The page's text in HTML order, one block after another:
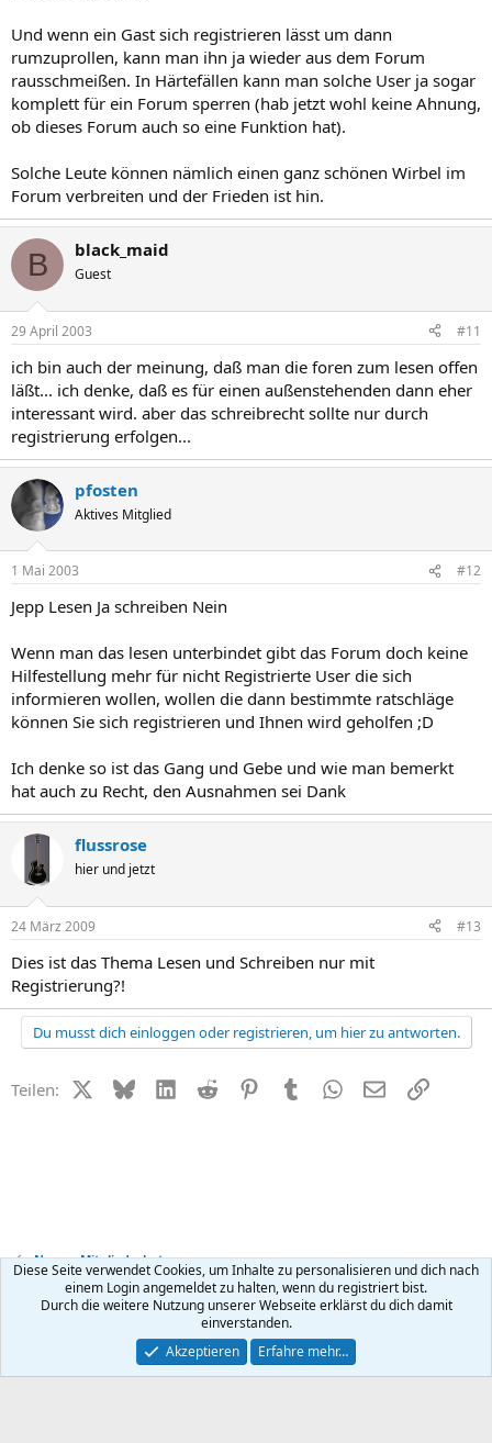
Und wenn ein Gast sich registrieren lässt um dann
rumzuprollen, kann man ihn ja wieder aus dem Forum
rausschmeißen. In Härtefällen kann man solche User ja sogar
komplett für ein Forum sperren (hab jetzt wohl keine Ahnung,
ob dieses Forum auch so eine Funktion hat).
Solche Leute können nämlich einen ganz schönen Wirbel im
Forum verbreiten und der Frieden ist hin.
B black_maid
Guest
29 April 2003 #11
ich bin auch der meinung, daß man die foren zum lesen offen
läßt... ich denke, daß es für einen außenstehenden dann eher
interessant wird. aber das schreibrecht sollte nur durch
registrierung erfolgen...
pfosten
Aktives Mitglied
1 Mai 2003 #12
Jepp Lesen Ja schreiben Nein
Wenn man das lesen unterbindet gibt das Forum doch keine
Hilfestellung mehr für nicht Registrierte User die sich
informieren wollen, wollen die dann bestimmte ratschläge
können Sie sich registrieren und Ihnen wird geholfen ;D
Ich denke so ist das Gang und Gebe und wie man bemerkt
hat auch zu Recht, den Ausnahmen sei Dank
flussrose
hier und jetzt
24 März 2009 #13
Dies ist das Thema Lesen und Schreiben nur mit
Registrierung?!
Du musst dich einloggen oder registrieren, um hier zu antworten.
Teilen: X (Twitter)
BlueskyLinkedIn
Reddit PinterestTumblr WhatsApp
E-MailLink
News + Mitgliederbetreuung
Kontakt Nutzungsbedingungen Datenschutz Hilfe
R
Community platform by XenForo ® © 2010-2026 XenForo Ltd.
Diese Seite verwendet Cookies, um Inhalte zu personalisieren und dich nach
einem Login angemeldet zu halten, wenn du registriert bist.
Durch die weitere Nutzung unserer Webseite erklärst du dich damit
einverstanden.
Akzeptieren
Erfahre mehr…